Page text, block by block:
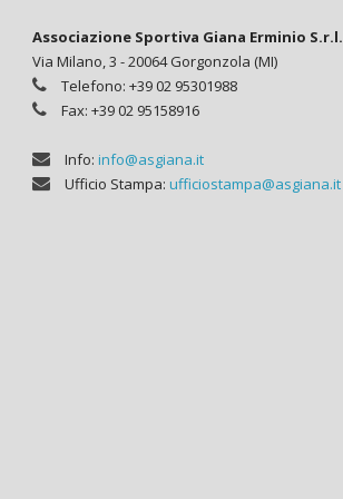
Associazione Sportiva Giana Erminio S.r.l.
Via Milano, 3 - 20064 Gorgonzola (MI)
Telefono: +39 02 95301988
Fax: +39 02 95158916
Info: info@asgiana.it
Ufficio Stampa: ufficiostampa@asgiana.it